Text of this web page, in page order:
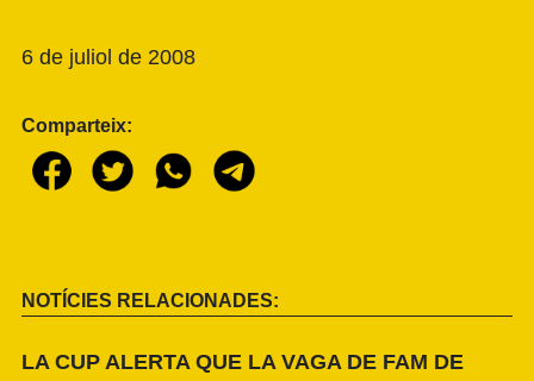
6 de juliol de 2008
Comparteix:
NOTÍCIES RELACIONADES:
LA CUP ALERTA QUE LA VAGA DE FAM DE